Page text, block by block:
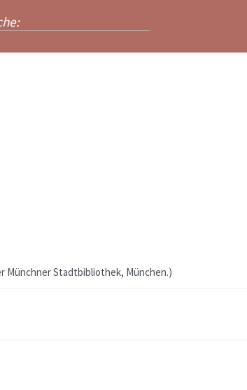
Münchner Stadtbibliothek, München.)